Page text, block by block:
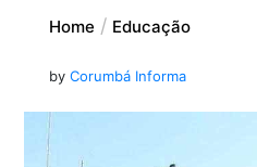
Home Educação
by Corumbá Informa